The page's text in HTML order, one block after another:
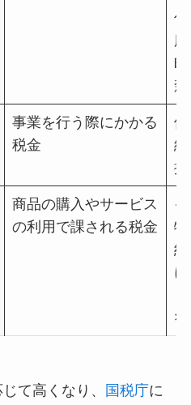
事業を行う際にかかる
税金
商品の購入やサービス
の利用で課される税金
て高くなり、 国税庁に